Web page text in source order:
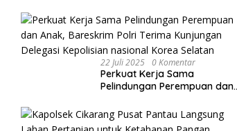
Bandung Kota .
22 Juli 2025 0 Komentar
Perkuat Kerja Sama
Pelindungan Perempuan dan
Kunjungan Delegasi Kepolisian
nasional Korea Selatan